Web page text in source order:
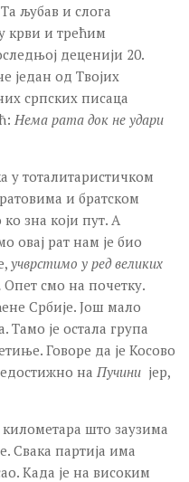
љубав и слога
крви и трећим
деценији 20.
један од Твојих
српских писаца
Нема рата док не удари
тоталитаристичком
и братском
зна који пут. А
овај рат нам је био
учврстимо у ред великих
Опет смо на почетку.
Србије. Још мало
Тамо је остала група
Говоре да је Косово
на Пучини јер,
што заузима
Свака партија има
Када је на високим